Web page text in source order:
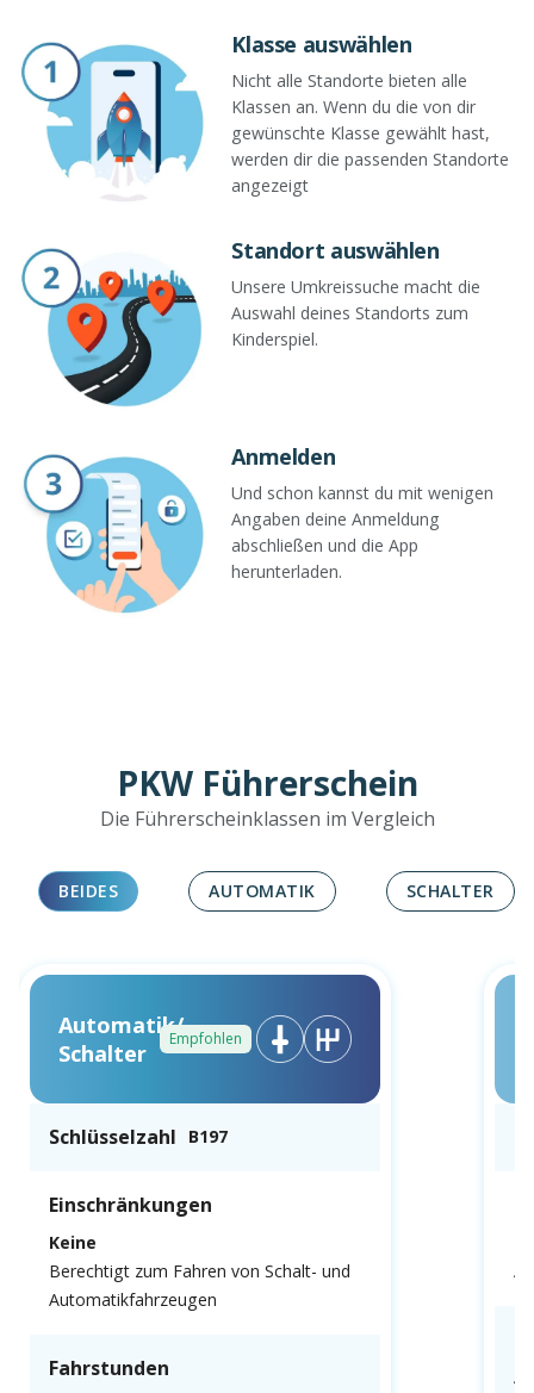
Klasse auswählen
Nicht alle Standorte bieten alle
Klassen an. Wenn du die von dir
gewünschte Klasse gewählt hast,
werden dir die passenden Standorte
angezeigt
Standort auswählen
Unsere Umkreissuche macht die
Auswahl deines Standorts zum
Kinderspiel.
Anmelden
Und schon kannst du mit wenigen
Angaben deine Anmeldung
abschließen und die App
herunterladen.
PKW Führerschein
Die Führerscheinklassen im Vergleich
BEIDES AUTOMATIK SCHALTER
Automatik/
Schalter
Empfohlen
Schlüsselzahl B197
Einschränkungen
Keine
Berechtigt zum Fahren von Schalt- und
Automatikfahrzeugen
Fahrstunden